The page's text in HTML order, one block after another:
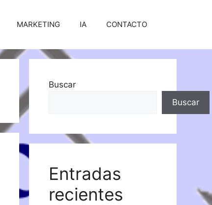
MARKETING IA CONTACTO
Buscar
Buscar
Entradas
recientes